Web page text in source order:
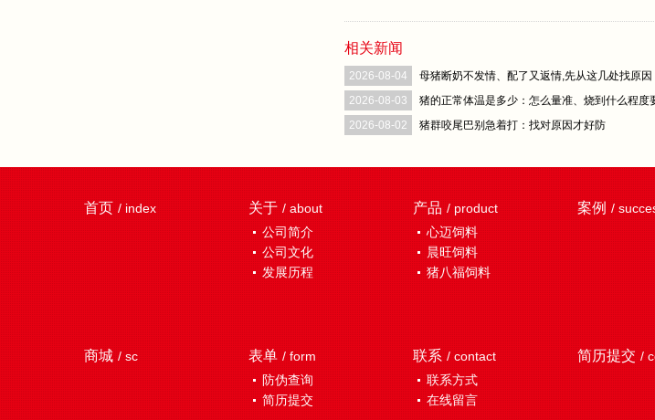
相关新闻
2026-08-04
母猪断奶不发情、配了又返情,先从这几处找原因
2026-08-03
猪的正常体温是多少：怎么量准、烧到什么程度
2026-08-02
猪群咬尾巴别急着打：找对原因才好防
首页 / index 关于 / about
公司简介
公司文化
发展历程
产品 / product
心迈饲料
晨旺饲料
猪八福饲料
案例 /
商城 / sc 表单 / form
防伪查询
简历提交
联系 / contact
联系方式
在线留言
简历提交 /